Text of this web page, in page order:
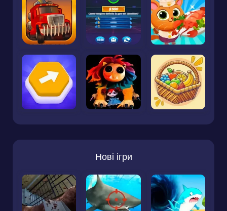
Нові ігри